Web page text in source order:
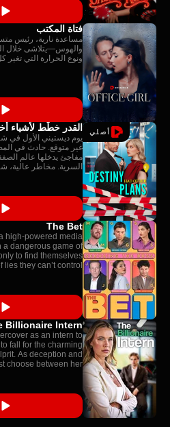
فتاة المكتب
مساعدة نارية، رئيس
والهوس—يتلاشى خلال
ونوع الحرارة التي
أصلي القدر خطّط لأشياء
يوم ديستيني الأول في
غير متوقع. حادث في
مفاجئ يدخلها عالم
السرية. مخاطر عالية،
The Bet
high-powered media
a dangerous game of
to find themselves
they can’t control.
Billionaire Intern
as an intern to
fall for the charming
As deception and
choose between her